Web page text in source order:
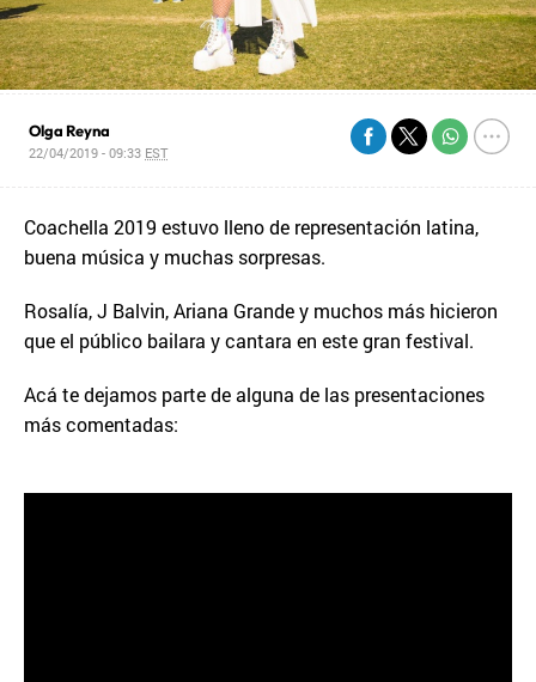
Olga Reyna
22/04/2019 - 09:33 EST
Coachella 2019 estuvo lleno de representación latina,
buena música y muchas sorpresas.
Rosalía, J Balvin, Ariana Grande y muchos más hicieron
que el público bailara y cantara en este gran festival.
Acá te dejamos parte de alguna de las presentaciones
más comentadas: